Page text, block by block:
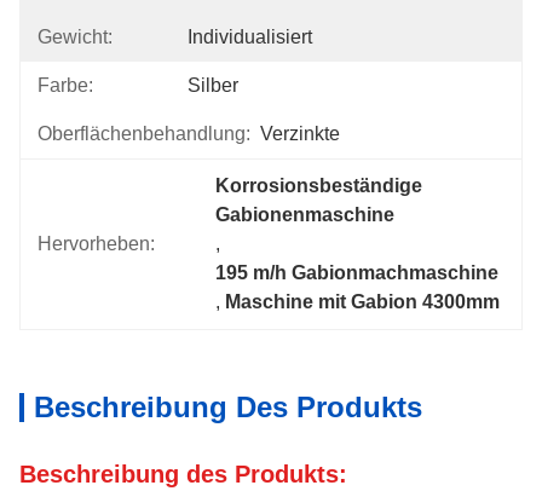
Gewicht: Individualisiert
Farbe: Silber
Oberflächenbehandlung: Verzinkte
Hervorheben:
Korrosionsbeständige
Gabionenmaschine
,
195 m/h Gabionmachmaschine
, Maschine mit Gabion 4300mm
Beschreibung Des Produkts
Beschreibung des Produkts: